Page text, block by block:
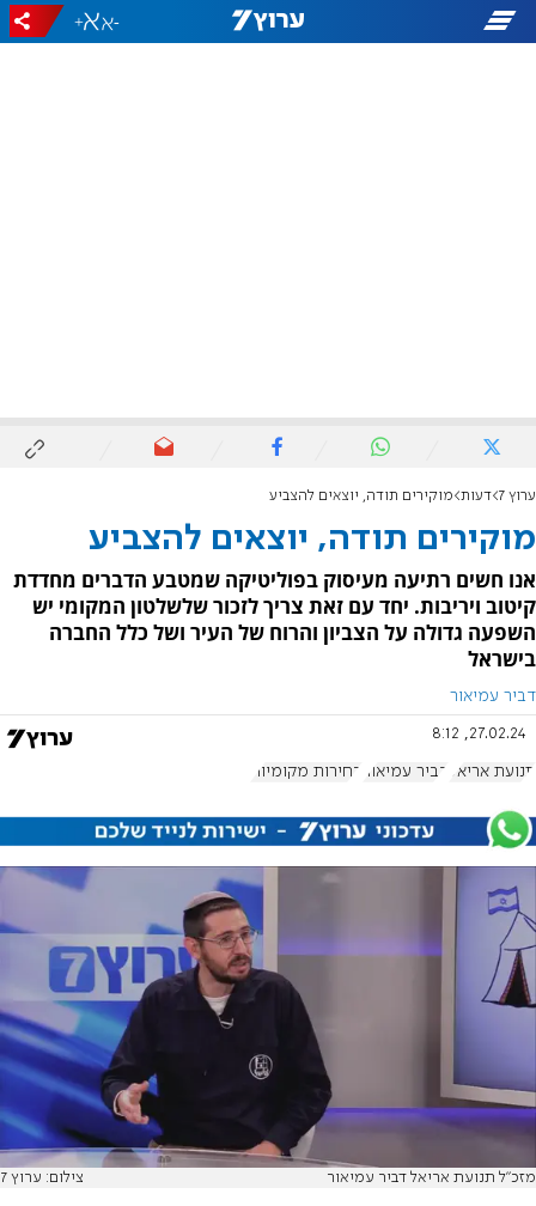
-
+
ערוץ 7 דעות מוקירים תודה, יוצאים להצביע
מוקירים תודה, יוצאים להצביע
אנו חשים רתיעה מעיסוק בפוליטיקה שמטבע הדברים מחדדת
קיטוב ויריבות. יחד עם זאת צריך לזכור שלשלטון המקומי יש
השפעה גדולה על הצביון והרוח של העיר ושל כלל החברה
בישראל
דביר עמיאור
27.02.24, 8:12
תנועת אריאל דביר עמיאור בחירות מקומיות
מזכ"ל תנועת אריאל דביר עמיאור צילום: ערוץ 7